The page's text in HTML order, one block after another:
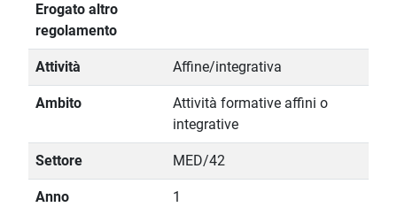
Erogato altro
regolamento
Attività Affine/integrativa
Ambito
Attività formative affini o
integrative
Settore MED/42
Anno 1